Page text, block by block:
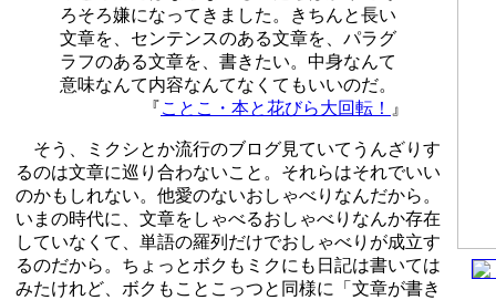
ろそろ嫌になってきました。きちんと長い
文章を、センテンスのある文章を、パラグ
ラフのある文章を、書きたい。中身なんて
意味なんて内容なんてなくてもいいのだ。
『ことこ・本と花びら大回転！ 』
そう、ミクシとか流行のブログ見ていてうんざりす
るのは文章に巡り合わないこと。それらはそれでいい
のかもしれない。他愛のないおしゃべりなんだから。
いまの時代に、文章をしゃべるおしゃべりなんか存在
していなくて、単語の羅列だけでおしゃべりが成立す
るのだから。ちょっとボクもミクにも日記は書いては
みたけれど、ボクもことこっつと同様に「文章が書き